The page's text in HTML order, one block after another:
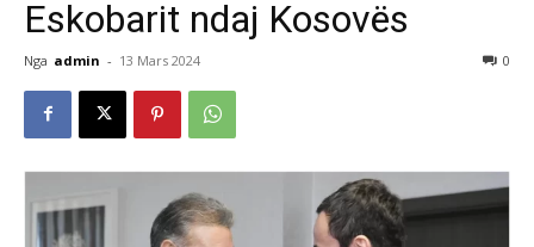
Eskobarit ndaj Kosovës
Nga admin - 13 Mars 2024 0